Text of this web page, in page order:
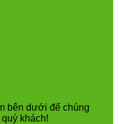
bên dưới để chúng
quý khách!